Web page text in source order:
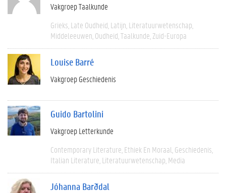
Vakgroep Taalkunde
Grieks Late Oudheid Latijn Literatuurwetenschap
Middeleeuwen Oudheid Taalkunde Zuid-Europa
Louise Barré
Vakgroep Geschiedenis
Guido Bartolini
Vakgroep Letterkunde
Contemporary Literature Ethiek En Moraal Geschiedenis
Italian Literature Literatuurwetenschap Media
Jóhanna Barðdal